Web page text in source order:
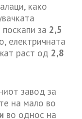
како
за 2,5
електричната
раст од 2,8
завод за
на мало во
во однос на